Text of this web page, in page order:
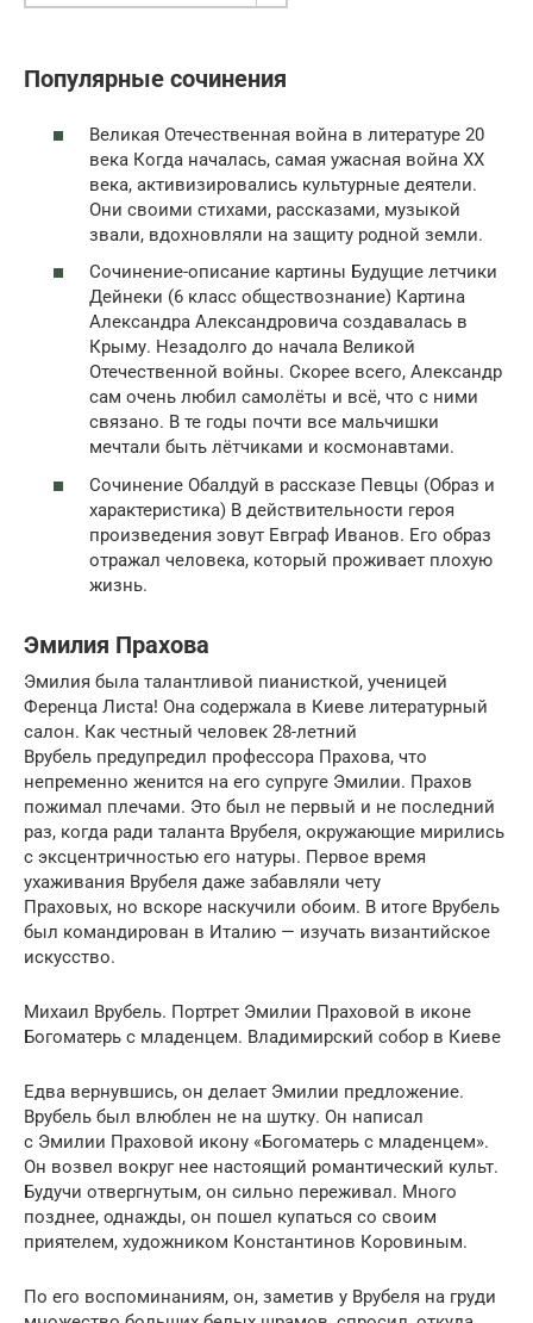
Популярные сочинения
Великая Отечественная война в литературе 20
века Когда началась, самая ужасная война XX
века, активизировались культурные деятели.
Они своими стихами, рассказами, музыкой
звали, вдохновляли на защиту родной земли.
Сочинение-описание картины Будущие летчики
Дейнеки (6 класс обществознание) Картина
Александра Александровича создавалась в
Крыму. Незадолго до начала Великой
Отечественной войны. Скорее всего, Александр
сам очень любил самолёты и всё, что с ними
связано. В те годы почти все мальчишки
мечтали быть лётчиками и космонавтами.
Сочинение Обалдуй в рассказе Певцы (Образ и
характеристика) В действительности героя
произведения зовут Евграф Иванов. Его образ
отражал человека, который проживает плохую
жизнь.
Эмилия Прахова
Эмилия была талантливой пианисткой, ученицей
Ференца Листа! Она содержала в Киеве литературный
салон. Как честный человек 28-летний
Врубель предупредил профессора Прахова, что
непременно женится на его супруге Эмилии. Прахов
пожимал плечами. Это был не первый и не последний
раз, когда ради таланта Врубеля, окружающие мирились
с эксцентричностью его натуры. Первое время
ухаживания Врубеля даже забавляли чету
Праховых, но вскоре наскучили обоим. В итоге Врубель
был командирован в Италию — изучать византийское
искусство.
Михаил Врубель. Портрет Эмилии Праховой в иконе
Богоматерь с младенцем. Владимирский собор в Киеве
Едва вернувшись, он делает Эмилии предложение.
Врубель был влюблен не на шутку. Он написал
с Эмилии Праховой икону «Богоматерь с младенцем».
Он возвел вокруг нее настоящий романтический культ.
Будучи отвергнутым, он сильно переживал. Много
позднее, однажды, он пошел купаться со своим
приятелем, художником Константинов Коровиным.
По его воспоминаниям, он, заметив у Врубеля на груди